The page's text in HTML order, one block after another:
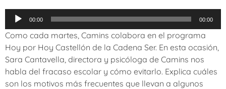
Reproductor
de
audio
00:00 00:00
Como cada martes, Camins colabora en el programa
Hoy por Hoy Castellón de la Cadena Ser. En esta ocasión,
Sara Cantavella, directora y psicóloga de Camins nos
habla del fracaso escolar y cómo evitarlo. Explica cuáles
son los motivos más frecuentes que llevan a algunos